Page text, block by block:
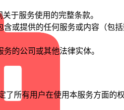
于服务使用的完整条款。
或提供的任何服务或内容（包括
的公司或其他法律实体。
所有用户在使用本服务方面的权